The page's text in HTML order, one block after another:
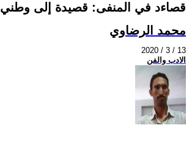
قصاءد في المنفى: قصيدة إلى وطني
محمد الرضاوي
2020 / 3 / 13
الادب والفن